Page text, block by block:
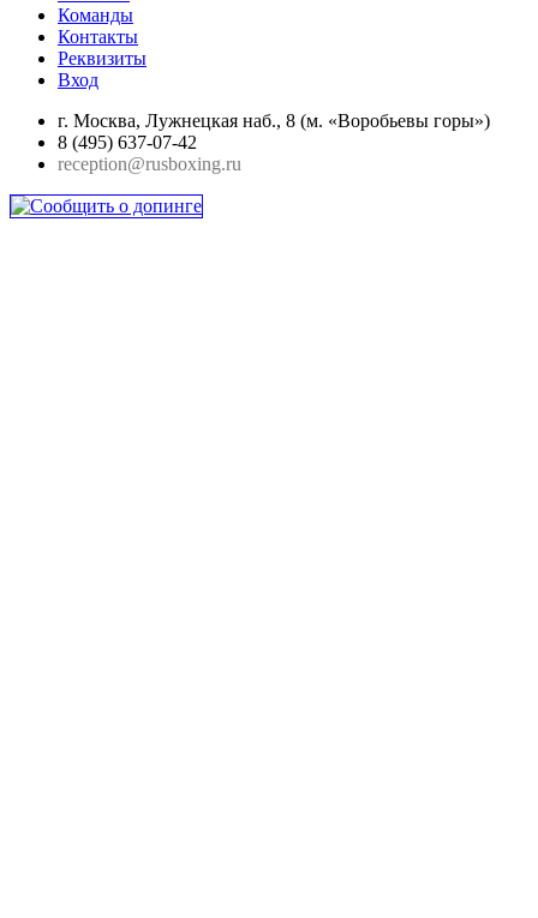
Команды
Контакты
Реквизиты
Вход
г. Москва, Лужнецкая наб., 8 (м. «Воробьевы горы»)
8 (495) 637-07-42
reception@rusboxing.ru